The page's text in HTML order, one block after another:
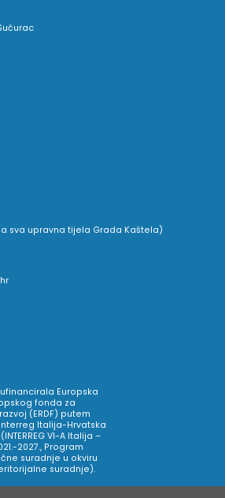
sva upravna tijela Grada Kaštela)
Europska
fonda za
(ERDF) putem
Italija-Hrvatska
VI-A Italija –
2027., Program
suradnje u okviru
suradnje).